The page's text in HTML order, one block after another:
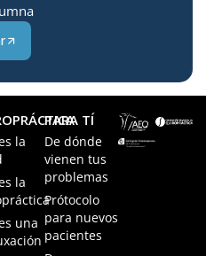
la
la
una
PARA TÍ
De dónde
vienen tus
problemas
Prótocolo
para nuevos
pacientes